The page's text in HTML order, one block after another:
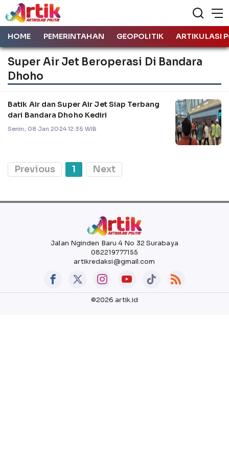
HOME PEMERINTAHAN GEOPOLITIK ARTIKULASI
Super Air Jet Beroperasi Di Bandara
Dhoho
Batik Air dan Super Air Jet Siap Terbang
dari Bandara Dhoho Kediri
Senin, 08 Jan 2024 12:35 WIB
Previous 1 Next
Jalan Nginden Baru 4 No 32 Surabaya
082219777155
artikredaksi@gmail.com
©2026 artik.id